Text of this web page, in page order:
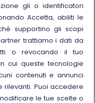
gli o identificatori
Accetta, abiliti le
supportino gli scopi
trattiamo i dati da
o revocando il tuo
cui queste tecnologie
contenuti e annunci
rilevanti. Puoi accedere
le tue scelte o